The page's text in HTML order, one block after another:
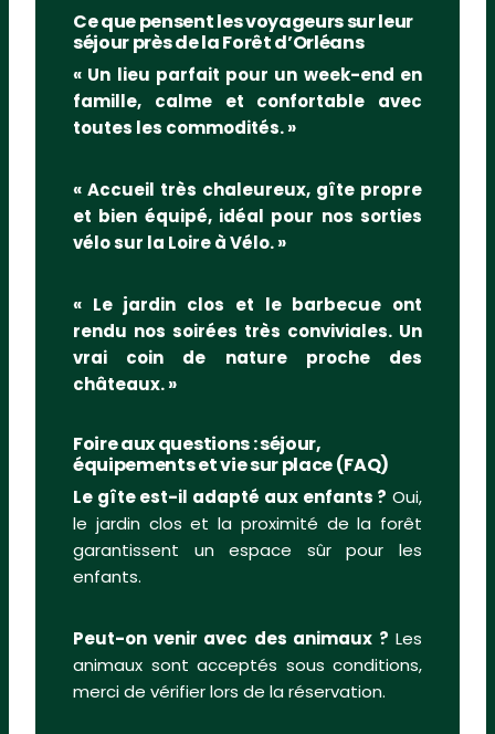
Ce que pensent les voyageurs sur leur
séjour près de la Forêt d’Orléans
« Un lieu parfait pour un week-end en
famille, calme et confortable avec
toutes les commodités. »
« Accueil très chaleureux, gîte propre
et bien équipé, idéal pour nos sorties
vélo sur la Loire à Vélo. »
« Le jardin clos et le barbecue ont
rendu nos soirées très conviviales. Un
vrai coin de nature proche des
châteaux. »
Foire aux questions : séjour,
équipements et vie sur place (FAQ)
Le gîte est-il adapté aux enfants ? Oui,
le jardin clos et la proximité de la forêt
garantissent un espace sûr pour les
enfants.
Peut-on venir avec des animaux ? Les
animaux sont acceptés sous conditions,
merci de vérifier lors de la réservation.